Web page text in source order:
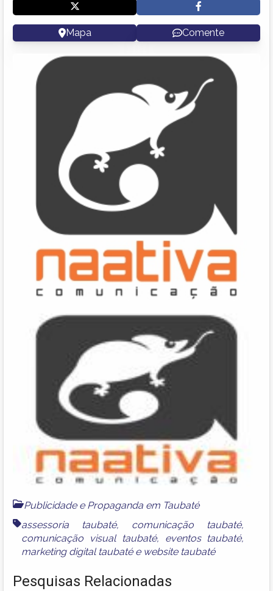
Mapa Comente
Publicidade e Propaganda em Taubaté
assessoria taubaté, comunicação taubaté,
comunicação visual taubaté, eventos taubaté,
marketing digital taubatée website taubaté
Pesquisas Relacionadas